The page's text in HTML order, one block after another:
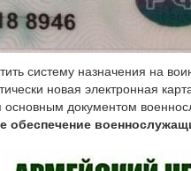
систему назначения на
новая электронная
основным документом
обеспечение